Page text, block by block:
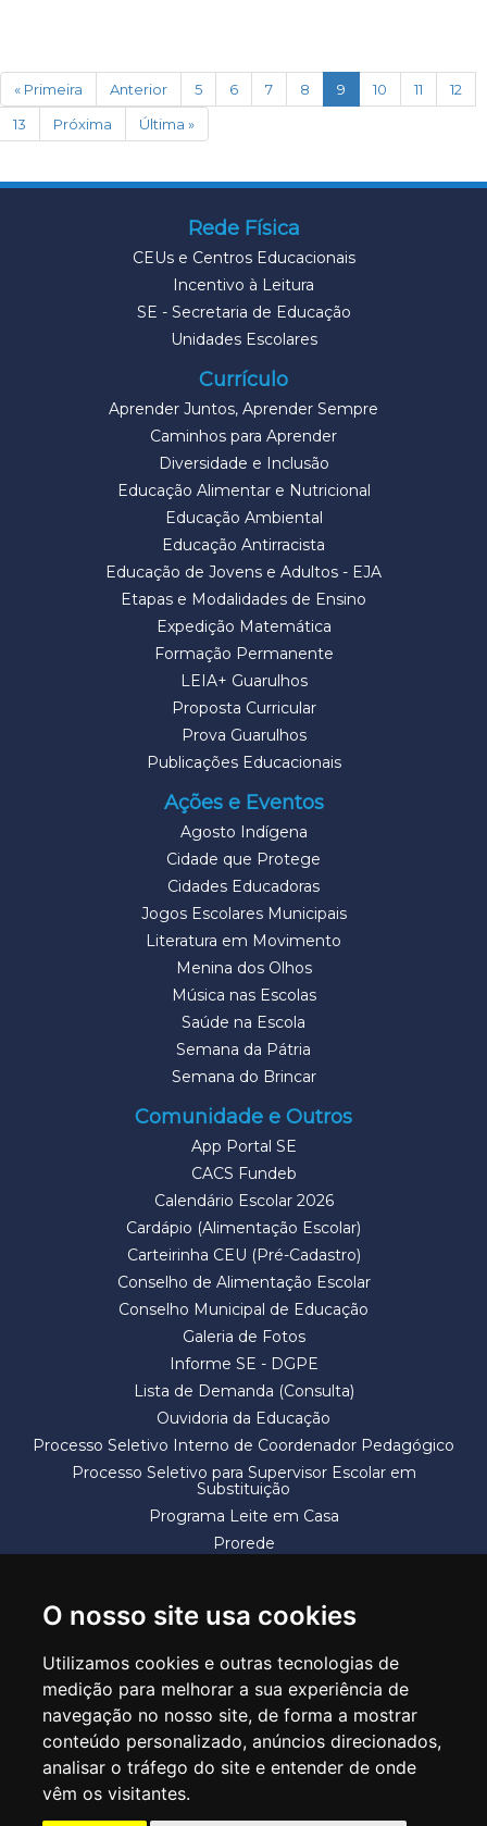
O nosso site usa cookies
Utilizamos cookies e outras tecnologias de
medição para melhorar a sua experiência de
navegação no nosso site, de forma a mostrar
conteúdo personalizado, anúncios direcionados,
analisar o tráfego do site e entender de onde
vêm os visitantes.
« Primeira Anterior 5 6 7 8 9 (current)
10 11
12
13
Próxima Última »
Rede Física
CEUs e Centros Educacionais
Incentivo à Leitura
SE - Secretaria de Educação
Unidades Escolares
Currículo
Aprender Juntos, Aprender Sempre
Caminhos para Aprender
Diversidade e Inclusão
Educação Alimentar e Nutricional
Educação Ambiental
Educação Antirracista
Educação de Jovens e Adultos - EJA
Etapas e Modalidades de Ensino
Expedição Matemática
Formação Permanente
LEIA+ Guarulhos
Proposta Curricular
Prova Guarulhos
Publicações Educacionais
Ações e Eventos
Agosto Indígena
Cidade que Protege
Cidades Educadoras
Jogos Escolares Municipais
Literatura em Movimento
Menina dos Olhos
Música nas Escolas
Saúde na Escola
Semana da Pátria
Semana do Brincar
Comunidade e Outros
App Portal SE
CACS Fundeb
Calendário Escolar 2026
Cardápio (Alimentação Escolar)
Carteirinha CEU (Pré-Cadastro)
Conselho de Alimentação Escolar
Conselho Municipal de Educação
Galeria de Fotos
Informe SE - DGPE
Lista de Demanda (Consulta)
Ouvidoria da Educação
Processo Seletivo Interno de Coordenador Pedagógico
Processo Seletivo para Supervisor Escolar em
Substituição
Programa Leite em Casa
Prorede
SECRETARIA DE EDUCAÇÃO
Rua Claudino Barbosa, 313 - Macedo - Guarulhos/SP CEP 07113-040
Central de Atendimento: *55 11 2475-7300